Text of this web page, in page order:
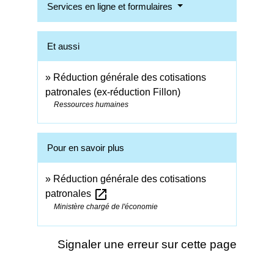
Services en ligne et formulaires
Et aussi
Réduction générale des cotisations
patronales (ex-réduction Fillon)
Ressources humaines
Pour en savoir plus
Réduction générale des cotisations
patronales open_in_new
Ministère chargé de l'économie
Signaler une erreur sur cette page